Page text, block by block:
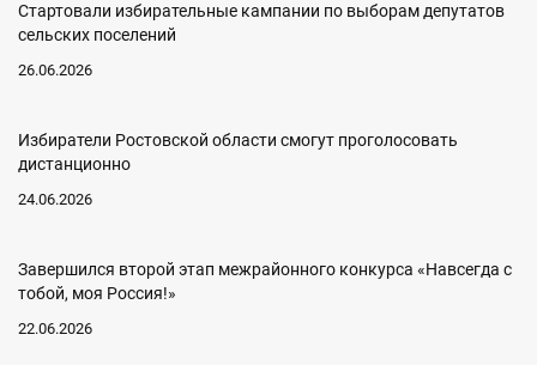
Стартовали избирательные кампании по выборам депутатов
сельских поселений
26.06.2026
Избиратели Ростовской области смогут проголосовать
дистанционно
24.06.2026
Завершился второй этап межрайонного конкурса «Навсегда с
тобой, моя Россия!»
22.06.2026